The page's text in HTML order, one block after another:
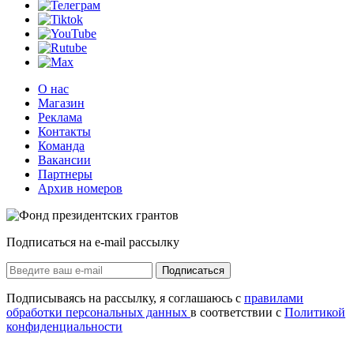
О нас
Магазин
Реклама
Контакты
Команда
Вакансии
Партнеры
Архив номеров
Подписаться на e-mail рассылку
Подписаться
Подписываясь на рассылку, я соглашаюсь с правилами
обработки персональных данных в соответствии с Политикой
конфиденциальности